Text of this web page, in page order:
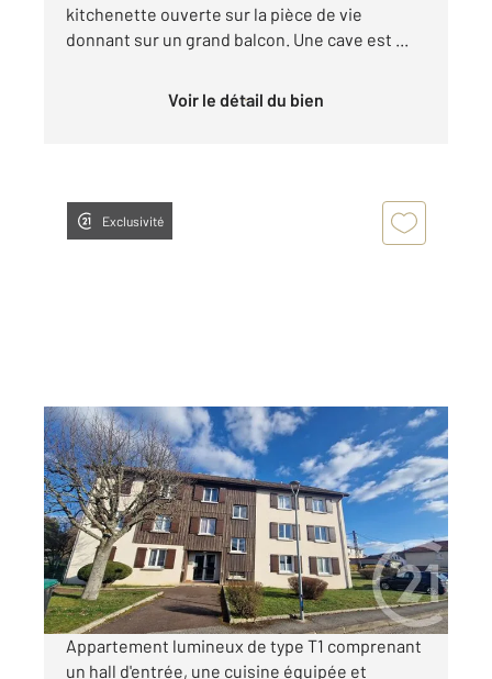
kitchenette ouverte sur la pièce de vie
donnant sur un grand balcon. Une cave est ...
Voir le détail du bien
Exclusivité
PONTARLIER 25
31,82 m2, 1 pièce
Ref : 27841
Appartement F1 à louer
600 €
par mois charges comprises
Appartement lumineux de type T1 comprenant
un hall d'entrée, une cuisine équipée et